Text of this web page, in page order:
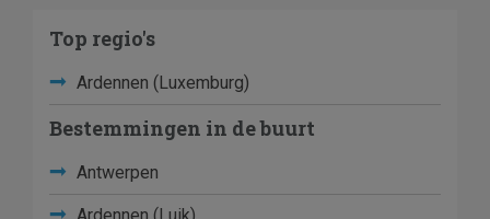
Top regio's
Ardennen (Luxemburg)
Bestemmingen in de buurt
Antwerpen